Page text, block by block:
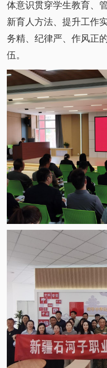
体意识贯穿学生教育、
新育人方法、提升工作
务精、纪律严、作风正
伍。